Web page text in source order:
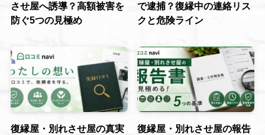
させ屋へ誘導？高額被害を
防ぐ5つの見極め
で逮捕？復縁中の連絡リス
クと危険ライン
復縁屋・別れさせ屋の真実
復縁屋・別れさせ屋の報告